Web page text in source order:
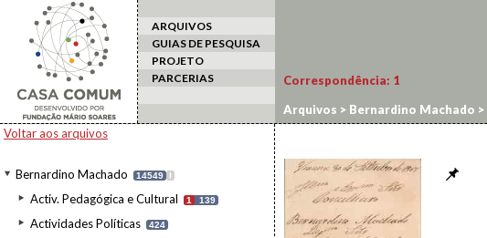
ARQUIVOS
GUIAS DE PESQUISA
PROJETO
PARCERIAS
Voltar aos arquivos
Bernardino Machado 14549 I
Activ. Pedagógica e Cultural 1 139
Actividades Políticas 424
Correspondência: 1
Arquivos > Bernardino Machado >